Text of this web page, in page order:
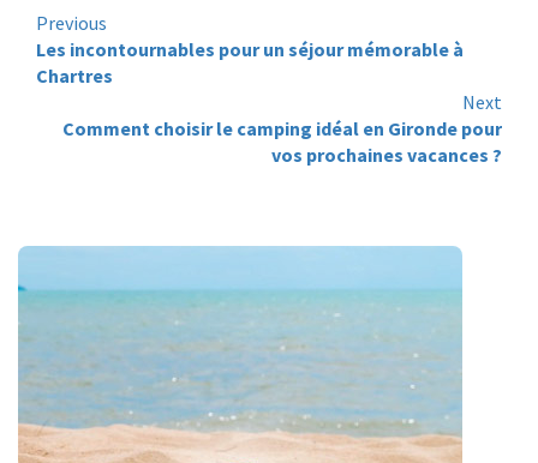
Continue
Reading
Previous
Les incontournables pour un séjour mémorable à
Chartres
Next
Comment choisir le camping idéal en Gironde pour
vos prochaines vacances ?